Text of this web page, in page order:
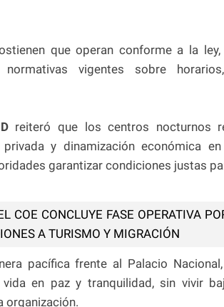
que operan conforme a la
vigentes sobre
reiteró que los centros nocturnos
privada y dinamización económica
garantizar condiciones justas
COE CONCLUYE FASE OPERATIVA
A TURISMO Y MIGRACIÓN
pacífica frente al Palacio
en paz y tranquilidad, sin vivir
organización.